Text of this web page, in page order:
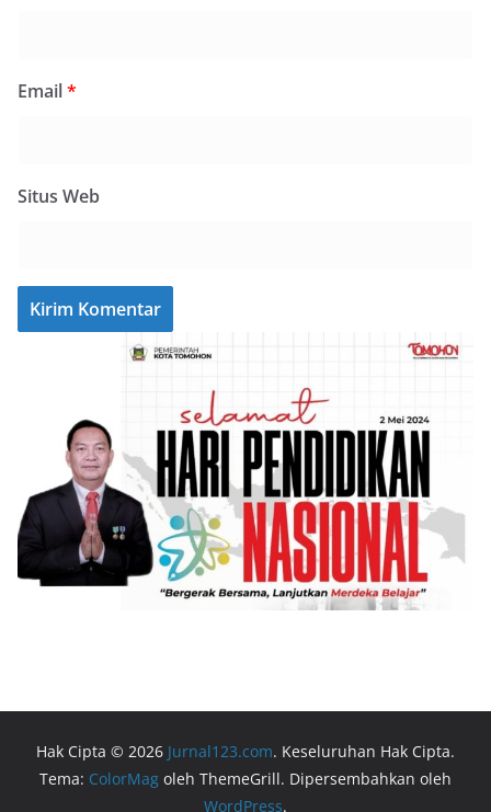
Email*
Situs Web
Hak Cipta © 2026 Jurnal123.com. Keseluruhan Hak Cipta.
Tema: ColorMag oleh ThemeGrill. Dipersembahkan oleh
WordPress.